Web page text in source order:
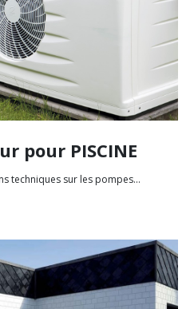
pour PISCINE
techniques sur les pompes...